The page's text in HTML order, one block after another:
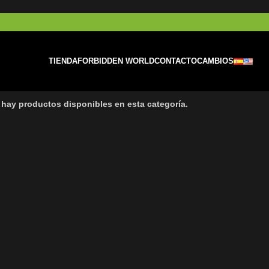
TIENDAFORBIDDEN WORLDCONTACTOCAMBIOS
hay productos disponibles en esta categoría.